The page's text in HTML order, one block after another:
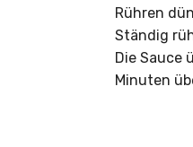
Rühren
Ständig
Die Sauce
Minuten